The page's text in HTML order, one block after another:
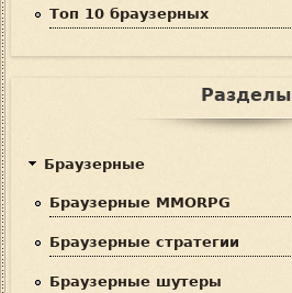
Топ 10 браузерных
Разделы
Браузерные
Браузерные MMORPG
Браузерные стратегии
Браузерные шутеры